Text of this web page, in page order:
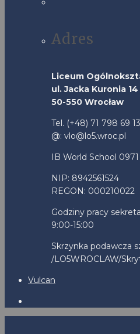
Adres
Liceum
ul. Jacka Kuronia 14
50-550 Wrocław
Tel. (+48) 71 798 69 13
@: vlo@lo5.wroc.pl
IB World School 0971
NIP: 8942561524
REGON: 000210022
Godziny pracy
9:00-15:00
Skrzynka podawcza
/LO5WROCLAW/
Vulcan